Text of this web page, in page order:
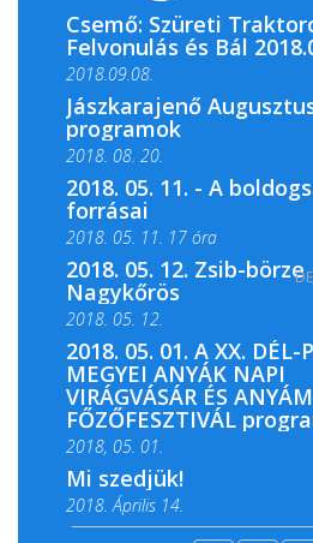
Csemő: Szüreti
Felvonulás és Bál
2018.09.08.
Jászkarajenő
programok
2018. 08. 20.
2018. 05. 11. - A
forrásai
2018. 05. 11. 17 óra
2018. 05. 11. 19 óra
2018. 05. 12. Zsib-börze
Nagykőrös
2018. 05. 12.
2018. 05. 01. A XX. DÉL-
MEGYEI ANYÁK NAPI
VIRÁGVÁSÁR ÉS
FŐZŐFESZTIVÁL
2018, 05. 01.
Mi szedjük!
2018. Április 14.